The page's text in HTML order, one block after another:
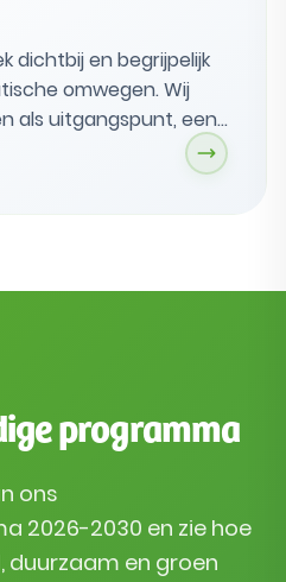
dichtbij en begrijpelijk
omwegen. Wij
als uitgangspunt, een
en preventie
programma
ons
2026-2030 en zie hoe
duurzaam en groen